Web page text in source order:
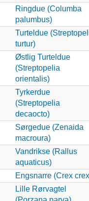
Ringdue (Columba
palumbus)
Turteldue
turtur)
Østlig Turteldue
(Streptopelia
orientalis)
Tyrkerdue
(Streptopelia
decaocto)
Sørgedue (Zenaida
macroura)
Vandrikse (Rallus
aquaticus)
Engsnarre (Crex
Lille Rørvagtel